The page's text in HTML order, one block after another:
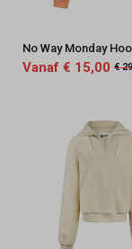
No Way Monday
Vanaf € 15,00 €